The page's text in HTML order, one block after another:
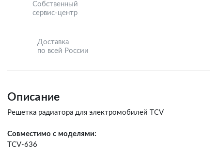
Собственный
сервис-центр
Доставка
по всей России
Описание
Решетка радиатора для электромобилей TCV
Совместимо с моделями:
TCV-636